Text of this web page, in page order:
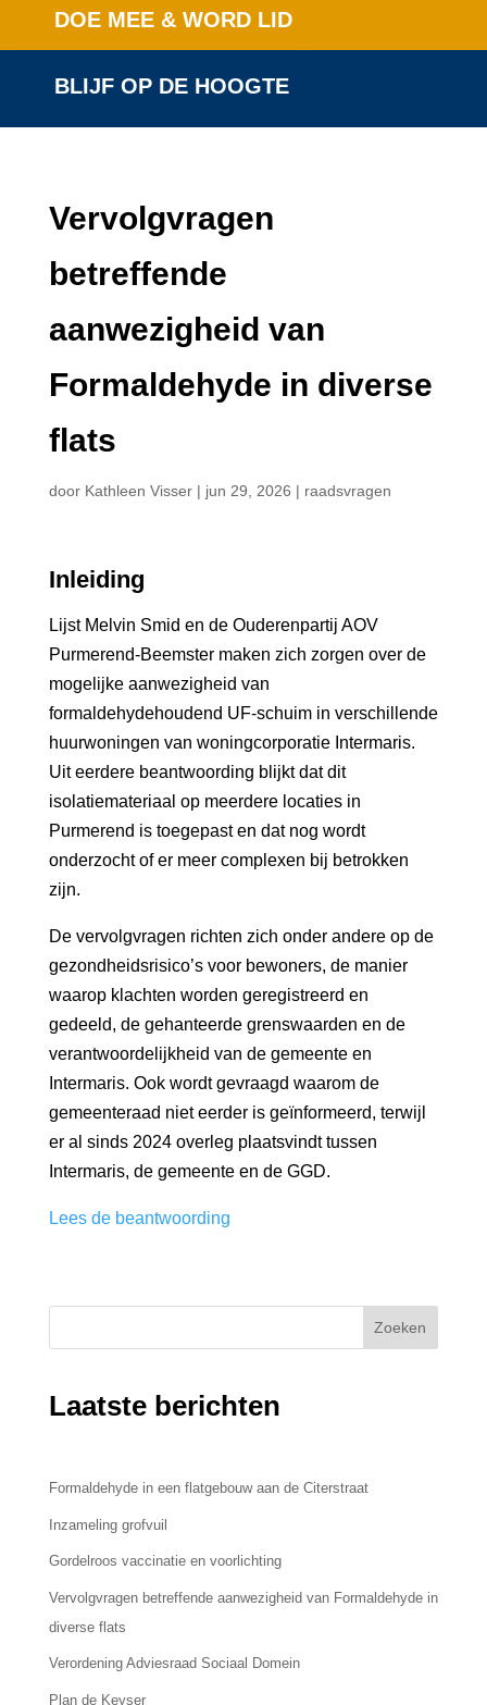
DOE MEE & WORD LID
BLIJF OP DE HOOGTE
Vervolgvragen
betreffende
aanwezigheid van
Formaldehyde in diverse
flats
door Kathleen Visser| jun 29, 2026 | raadsvragen
Inleiding
Lijst Melvin Smid en de Ouderenpartij AOV
Purmerend-Beemster maken zich zorgen over de
mogelijke aanwezigheid van
formaldehydehoudend UF-schuim in verschillende
huurwoningen van woningcorporatie Intermaris.
Uit eerdere beantwoording blijkt dat dit
isolatiemateriaal op meerdere locaties in
Purmerend is toegepast en dat nog wordt
onderzocht of er meer complexen bij betrokken
zijn.
De vervolgvragen richten zich onder andere op de
gezondheidsrisico’s voor bewoners, de manier
waarop klachten worden geregistreerd en
gedeeld, de gehanteerde grenswaarden en de
verantwoordelijkheid van de gemeente en
Intermaris. Ook wordt gevraagd waarom de
gemeenteraad niet eerder is geïnformeerd, terwijl
er al sinds 2024 overleg plaatsvindt tussen
Intermaris, de gemeente en de GGD.
Lees de beantwoording
Zoeken
Laatste berichten
Formaldehyde in een flatgebouw aan de Citerstraat
Inzameling grofvuil
Gordelroos vaccinatie en voorlichting
Vervolgvragen betreffende aanwezigheid van Formaldehyde in
diverse flats
Verordening Adviesraad Sociaal Domein
Plan de Keyser